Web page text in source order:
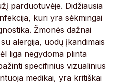
parduotuvėje. Didžiausia
kuri yra sėkmingai
Žmonės dažnai
alergija, uodų įkandimais
liga negydoma plinta
specifinius vizualinius
medikai, yra kritiškai